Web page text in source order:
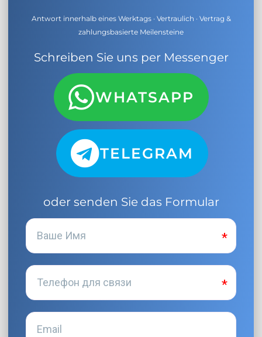
Antwort innerhalb eines Werktags · Vertraulich · Vertrag &
zahlungsbasierte Meilensteine
Schreiben Sie uns per Messenger
WHATSAPP
TELEGRAM
oder senden Sie das Formular